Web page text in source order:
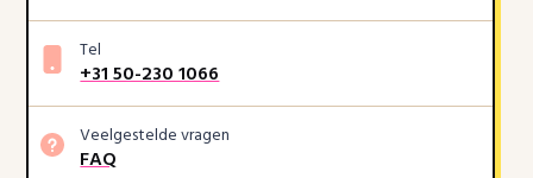
Tel
+31 50-230 1066
Veelgestelde vragen
FAQ